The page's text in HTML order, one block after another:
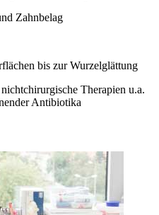
Zahnbelag
bis zur Wurzelglättung
Therapien u.a.
Antibiotika